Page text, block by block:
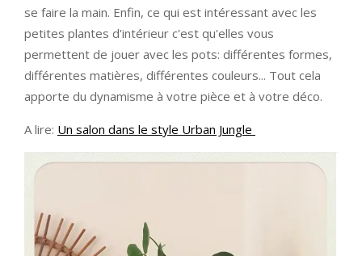
se faire la main. Enfin, ce qui est intéressant avec les
petites plantes d'intérieur c'est qu'elles vous
permettent de jouer avec les pots: différentes formes,
différentes matières, différentes couleurs... Tout cela
apporte du dynamisme à votre pièce et à votre déco.
A lire: Un salon dans le style Urban Jungle